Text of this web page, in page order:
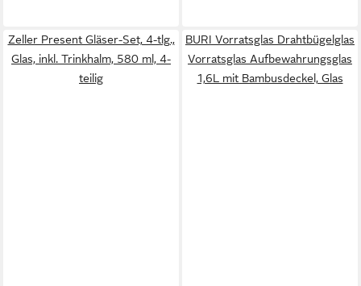
Zeller Present Gläser-Set, 4-tlg.,
Glas, inkl. Trinkhalm, 580 ml, 4-
teilig
BURI Vorratsglas Drahtbügelglas
Vorratsglas Aufbewahrungsglas
1,6L mit Bambusdeckel, Glas